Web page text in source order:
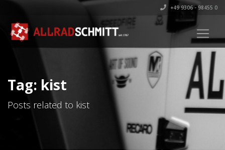
+49 9306 - 98455 0
Tag: kist
Posts related to kist